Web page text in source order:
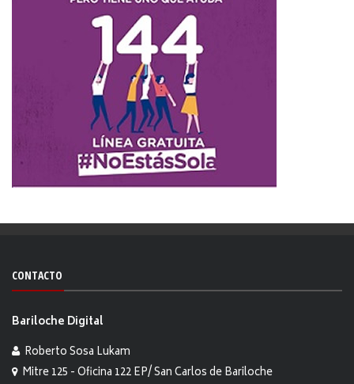
CONTACTO
Bariloche Digital
Roberto Sosa Lukam
Mitre 125 - Oficina 122 EP/ San Carlos de Bariloche